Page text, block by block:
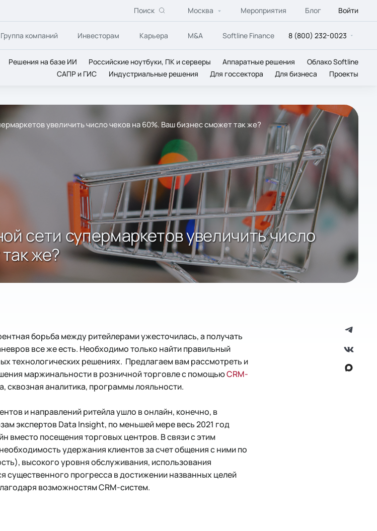
Поиск Москва Мероприятия Блог Войти
Группа компаний Инвесторам Карьера M&A Softline Finance 8 (800) 232-0023
Решения на базе ИИ Российские ноутбуки, ПК и серверы Аппаратные решения
Облако Softline
САПР и ГИС
Индустриальные решения Для госсектора Для бизнеса Проекты
увеличить число чеков на 60%. Ваш бизнес сможет так же?
сети супермаркетов увеличить число
же?
борьба между ритейлерами ужесточилась, а получать
все же есть. Необходимо только найти правильный
технологических решениях. Предлагаем вам рассмотреть и
маржинальности в розничной торговле с помощьюCRM-
сквозная аналитика, программы лояльности.
и направлений ритейла ушло в онлайн, конечно, в
экспертов Data Insight, по меньшей мере весь 2021 год
вместо посещения торговых центров. В связи с этим
удержания клиентов за счет общения с ними по
высокого уровня обслуживания, использования
существенного прогресса в достижении названных целей
возможностям CRM-систем.